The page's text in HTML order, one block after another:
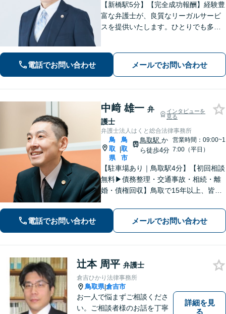
【新橋駅5分】【完全成功報酬】経験豊
富な弁護士が、良質なリーガルサービ
スを提供いたします。ひとりでも多く
す。お困りの際は、ぜひご相談くださ
い。【弁護士歴20年以上】
電話でお問い合わせ メールでお問い合わせ
中﨑 雄一 弁
護士
インタビューを
見る
弁護士法人はくと総合法律事務所
鳥
取
県
|
鳥
取
市
鳥取駅 か
ら徒歩4分
営業時間：09:00~1
7:00（平日）
【駐車場あり｜鳥取駅4分】【初回相談
無料▶︎債務整理・交通事故・相続・離
婚・債権回収】鳥取で15年以上、皆さ
ュニケーションを大切にし、お悩みに
真摯に寄り添います。どんな些細なこ
とでもまずはお気軽にご相談くださ
い。
電話でお問い合わせ メールでお問い合わせ
辻本 周平 弁護士
倉吉ひかり法律事務所
鳥取県|倉吉市
お一人で悩まずご相談くださ
い。ご相談者様のお話を丁寧
詳細を見
る